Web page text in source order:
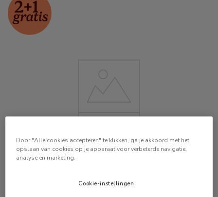
Door "Alle cookies accepteren" te klikken, ga je akkoord met het
opslaan van cookies op je apparaat voor verbeterde navigatie,
analyse en marketing.
Cookie-instellingen